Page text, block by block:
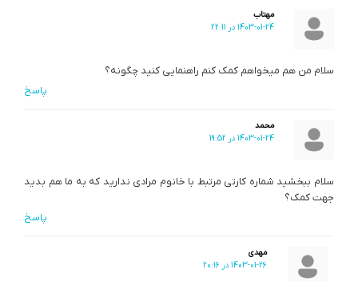
مهتاب
1403-01-24 در 22:11
سلام من هم میخواهم کمک کنم راهنمایی کنید چگونه؟
پاسخ
محمد
1403-01-24 در 19:52
سلام ببخشید شماره کارتی مرتبط با خانوم مرادی ندارید که به ما هم بدید
جهت کمک؟
پاسخ
مهدی
1403-01-26 در 20:16